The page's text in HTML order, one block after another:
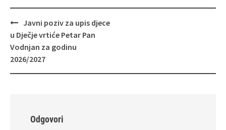
Navigacija
objava
Javni poziv za upis djece
u Dječje vrtiće Petar Pan
Vodnjan za godinu
2026/2027
Odgovori